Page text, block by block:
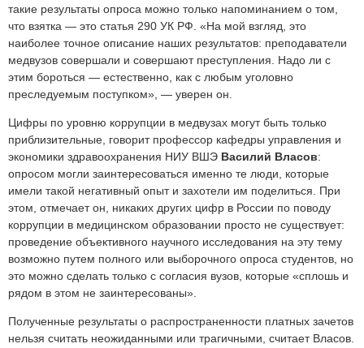
такие результаты опроса можно только напоминанием о том,
что взятка — это статья 290 УК РФ. «На мой взгляд, это
наиболее точное описание наших результатов: преподаватели
медвузов совершали и совершают преступления. Надо ли с
этим бороться — естественно, как с любым уголовно
преследуемым поступком», — уверен он.
Цифры по уровню коррупции в медвузах могут быть только
приблизительные, говорит профессор кафедры управления и
экономики здравоохранения НИУ ВШЭ Василий Власов:
опросом могли заинтересоваться именно те люди, которые
имели такой негативный опыт и захотели им поделиться. При
этом, отмечает он, никаких других цифр в России по поводу
коррупции в медицинском образовании просто не существует:
проведение объективного научного исследования на эту тему
возможно путем полного или выборочного опроса студентов, но
это можно сделать только с согласия вузов, которые «сплошь и
рядом в этом не заинтересованы».
Полученные результаты о распространенности платных зачетов
нельзя считать неожиданными или трагичными, считает Власов.